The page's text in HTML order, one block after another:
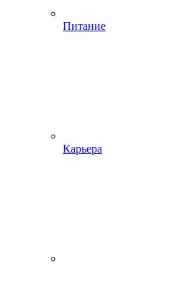
Питание
Карьера